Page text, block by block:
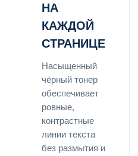
НА
КАЖДОЙ
СТРАНИЦЕ
Насыщенный
чёрный тонер
обеспечивает
ровные,
контрастные
линии текста
без размытия и